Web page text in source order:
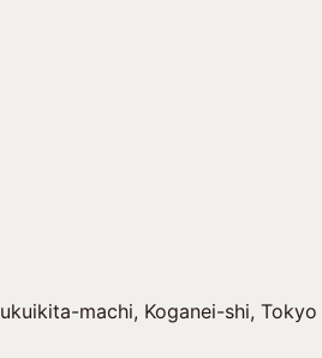
machi, Koganei-shi, Tokyo